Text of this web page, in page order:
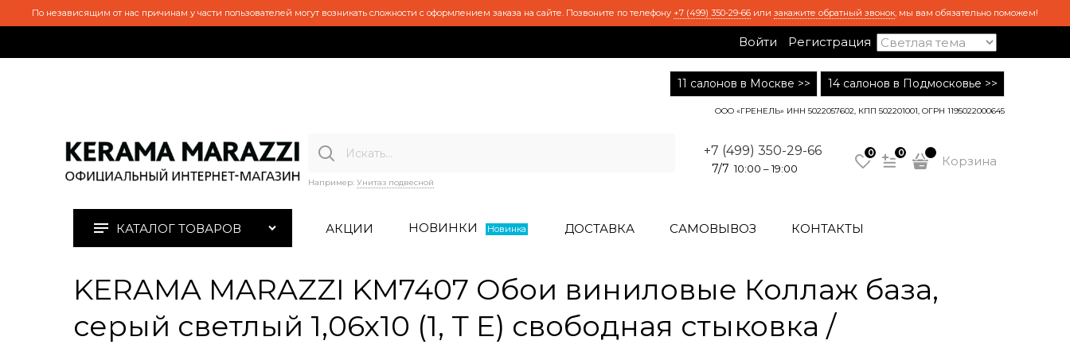
По независящим от нас причинам у части пользователей могут возникать сложности с оформлением заказа на сайте. Позвоните по телефону +7 (499) 350-29-66 или закажите обратный звонок, мы вам обязательно поможем!
Войти Регистрация
11 салонов в Москве >> 14 салонов в Подмосковье >>
ООО «ГРЕНЕЛЬ» ИНН 5022057602, КПП 502201001, ОГРН 1195022000645
Например: Унитаз подвесной
+7 (499) 350-29-66
7/7 10:00 – 19:00
0 0
Корзина
КАТАЛОГ ТОВАРОВ АКЦИИ НОВИНКИ Новинка ДОСТАВКА САМОВЫВОЗ КОНТАКТЫ
KERAMA MARAZZI KM7407 Обои виниловые Коллаж база,
серый светлый 1,06х10 (1, Т E) свободная стыковка /